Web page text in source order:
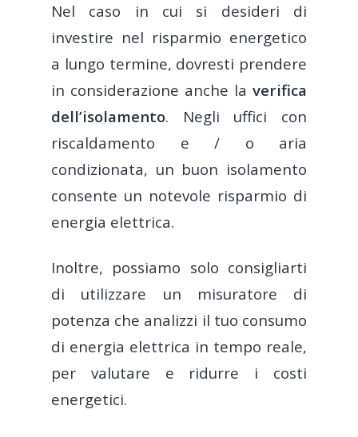
Nel caso in cui si desideri di
investire nel risparmio energetico
a lungo termine, dovresti prendere
in considerazione anche la verifica
dell’isolamento. Negli uffici con
riscaldamento e / o aria
condizionata, un buon isolamento
consente un notevole risparmio di
energia elettrica.
Inoltre, possiamo solo consigliarti
di utilizzare un misuratore di
potenza che analizzi il tuo consumo
di energia elettrica in tempo reale,
per valutare e ridurre i costi
energetici.
Food Truck
Ghost-kitchen
Franchising/Catene
Negozi cannabis light